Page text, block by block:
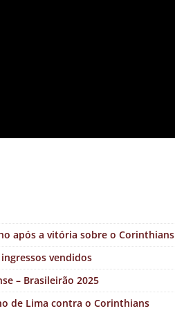
após a vitória sobre o Corinthians
vendidos
– Brasileirão 2025
de Lima contra o Corinthians